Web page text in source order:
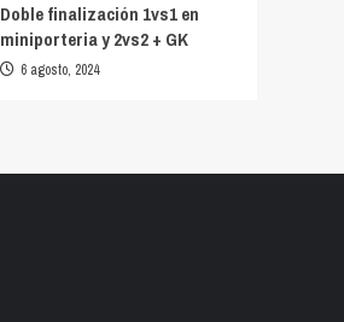
Doble finalización 1vs1 en
miniporteria y 2vs2 + GK
6 agosto, 2024